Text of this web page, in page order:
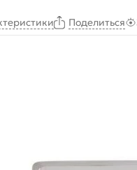
Поделиться